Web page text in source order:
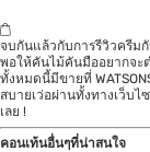
จบกันแล้วกับการรีวิวครีม
พอให้คันไม้คันมืออยากจะ
ทั้งหมดนี้มีขายที่
สบายเว่อผ่านทั้งทางเว็บไ
เลย !
คอนเท้นอื่นๆที่น่าสนใจ